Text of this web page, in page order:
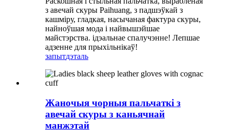
з авечай скуры Paihuang, з падшэўкай з
кашміру, гладкая, насычаная фактура скуры,
найноўшая мода і найвышэйшае
майстэрства. ідэальнае спалучэнне! Лепшае
адзенне для прыхільнікаў!
запытдэталь
Жаночыя чорныя пальчаткі з
авечай скуры з каньячнай
манжэтай